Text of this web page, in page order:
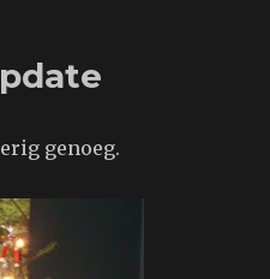
genoeg.